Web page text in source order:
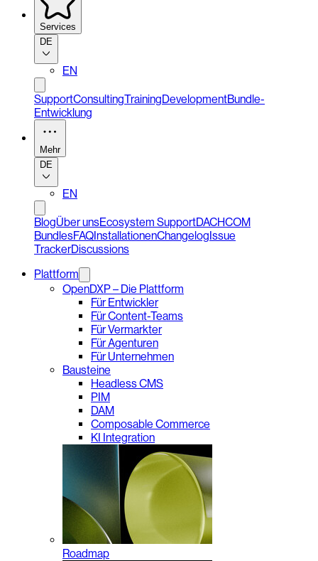
Services
DE
EN
SupportConsultingTrainingDevelopmentBundle-
Entwicklung
Mehr
DE
EN
BlogÜber unsEcosystem SupportDACHCOM
BundlesFAQInstallationenChangelogIssue
TrackerDiscussions
Plattform
OpenDXP – Die Plattform
Für Entwickler
Für Content-Teams
Für Vermarkter
Für Agenturen
Für Unternehmen
Bausteine
Headless CMS
PIM
DAM
Composable Commerce
KI Integration
Roadmap